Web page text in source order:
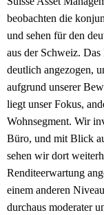
beobachten die
und sehen für den
aus der Schweiz.
deutlich angezogen,
aufgrund unserer
liegt unser Fokus,
Wohnsegment. Wir
Büro, und mit Blick
sehen wir dort
Renditeerwartung
einem anderen
durchaus moderater